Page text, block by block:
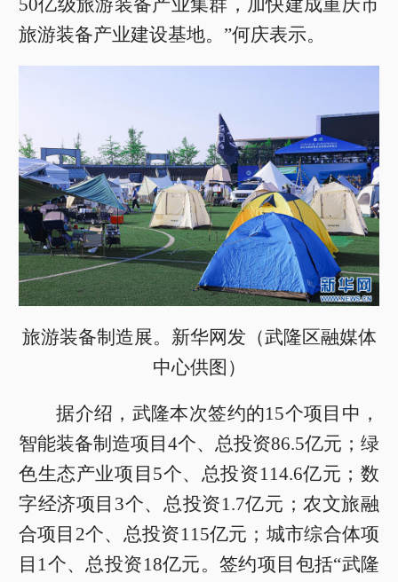
50亿级旅游装备产业集群，加快建成重庆市
旅游装备产业建设基地。”何庆表示。
旅游装备制造展。新华网发（武隆区融媒体
中心供图）
据介绍，武隆本次签约的15个项目中，
智能装备制造项目4个、总投资86.5亿元；绿
色生态产业项目5个、总投资114.6亿元；数
字经济项目3个、总投资1.7亿元；农文旅融
合项目2个、总投资115亿元；城市综合体项
目1个、总投资18亿元。签约项目包括“武隆